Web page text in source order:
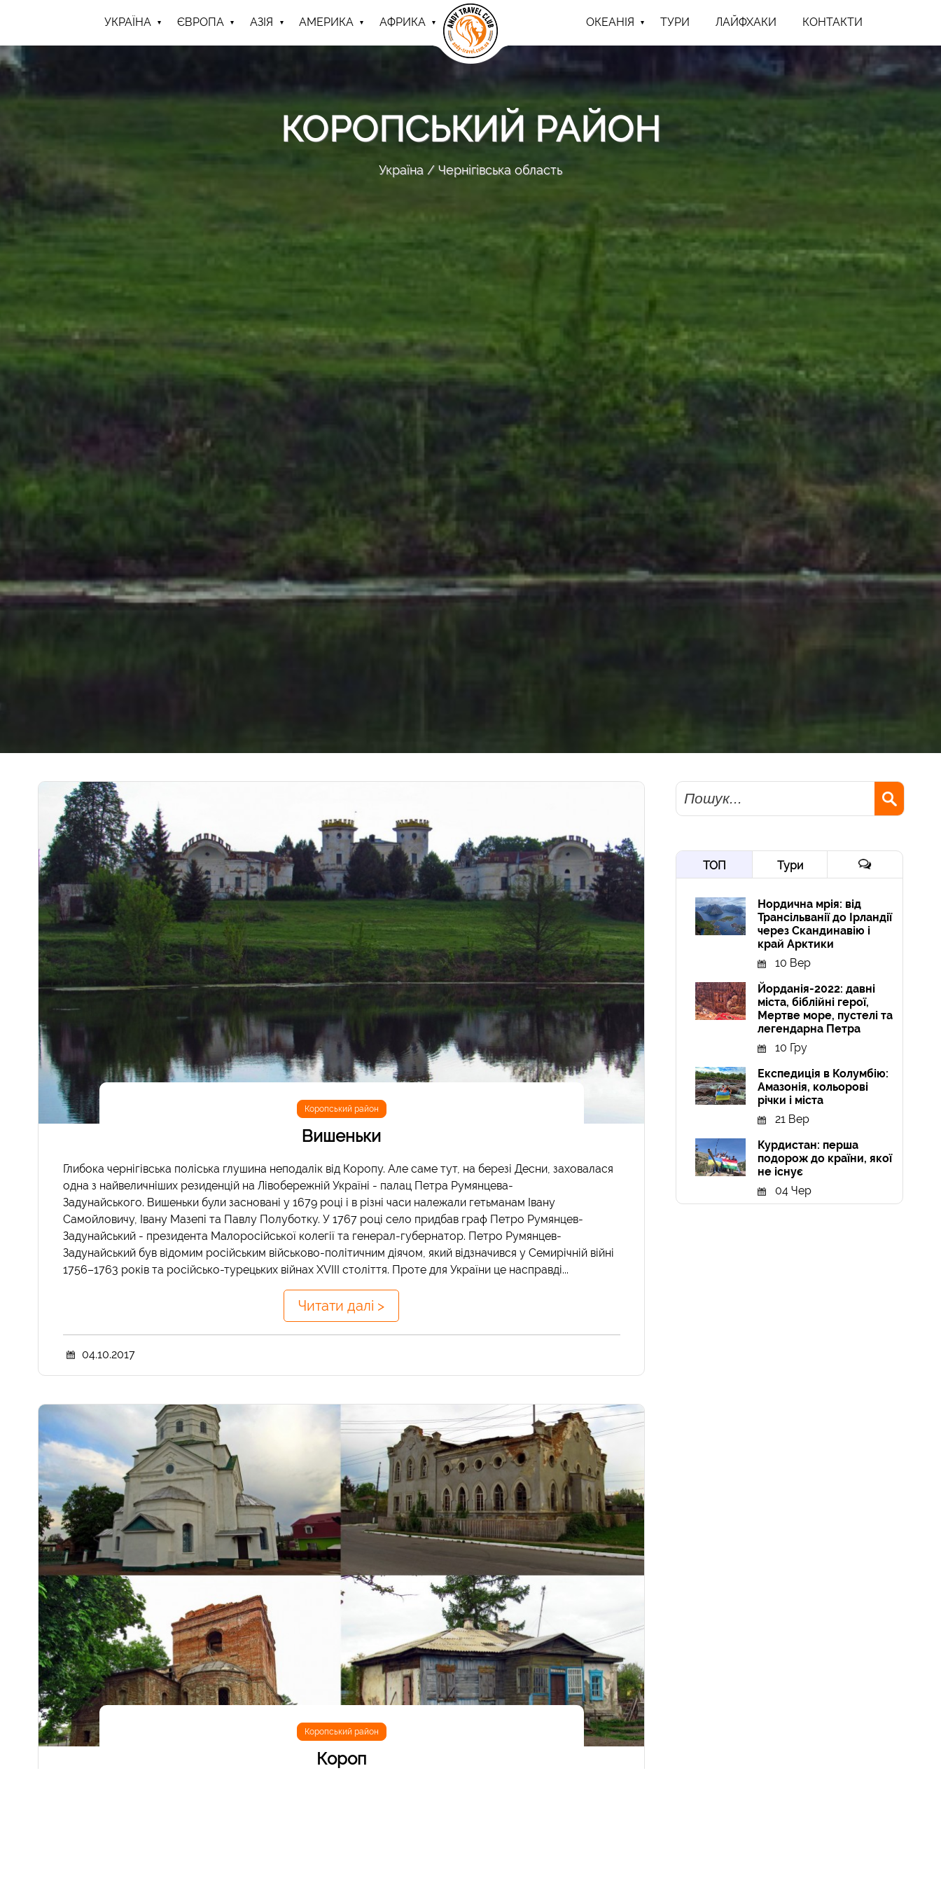
УКРАЇНА ЄВРОПА АЗІЯ АМЕРИКА АФРИКА ОКЕАНІЯ ТУРИ ЛАЙФХАКИ КОНТАКТИ
КОРОПСЬКИЙ РАЙОН
Україна Чернігівська область
Коропський район
Вишеньки
Глибока чернігівська поліська глушина неподалік від Коропу. Але саме тут, на березі Десни, заховалася
одна з найвеличніших резиденцій на Лівобережній Україні - палац Петра Румянцева-
Задунайського. Вишеньки були засновані у 1679 році і в різні часи належали гетьманам Івану
Самойловичу, Івану Мазепі та Павлу Полуботку. У 1767 році село придбав граф Петро Румянцев-
Задунайський - президента Малоросійської колегії та генерал-губернатор. Петро Румянцев-
Задунайський був відомим російським військово-політичним діячом, який відзначився у Семирічній війні
1756–1763 років та російсько-турецьких війнах XVIII століття. Проте для України це насправді...
Читати далі >
04.10.2017
Коропський район
Короп
Пошук
ТОП Тури
Нордична мрія: від
Трансільванії до Ірландії
через Скандинавію і
край Арктики
10 Вер
Йорданія-2022: давні
міста, біблійні герої,
Мертве море, пустелі та
легендарна Петра
10 Гру
Експедиція в Колумбію:
Амазонія, кольорові
річки і міста
21 Вер
Курдистан: перша
подорож до країни, якої
не існує
04 Чер